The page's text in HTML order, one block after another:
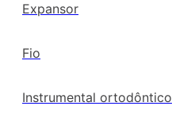
Expansor
Fio
Instrumental ortodôntico